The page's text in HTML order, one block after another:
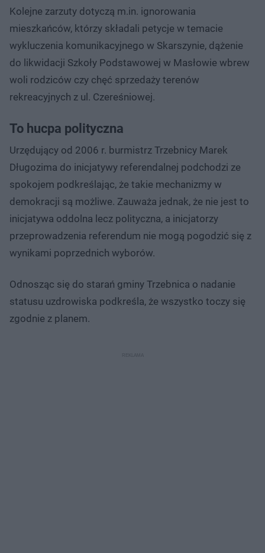
Kolejne zarzuty dotyczą m.in. ignorowania
mieszkańców, którzy składali petycje w temacie
wykluczenia komunikacyjnego w Skarszynie, dążenie
do likwidacji Szkoły Podstawowej w Masłowie wbrew
woli rodziców czy chęć sprzedaży terenów
rekreacyjnych z ul. Czereśniowej.
To hucpa polityczna
Urzędujący od 2006 r. burmistrz Trzebnicy Marek
Długozima do inicjatywy referendalnej podchodzi ze
spokojem podkreślając, że takie mechanizmy w
demokracji są możliwe. Zauważa jednak, że nie jest to
inicjatywa oddolna lecz polityczna, a inicjatorzy
przeprowadzenia referendum nie mogą pogodzić się z
wynikami poprzednich wyborów.
Odnosząc się do starań gminy Trzebnica o nadanie
statusu uzdrowiska podkreśla, że wszystko toczy się
zgodnie z planem.